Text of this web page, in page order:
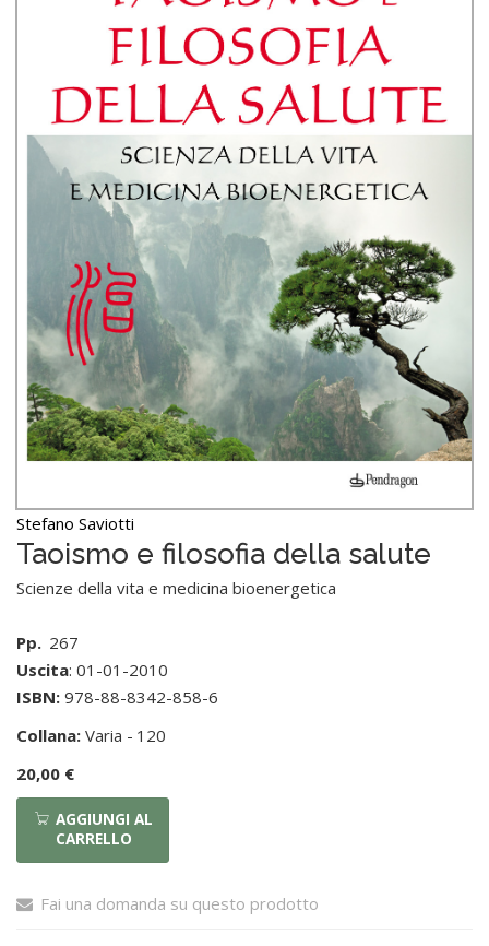
Stefano Saviotti
Taoismo e filosofia della salute
Scienze della vita e medicina bioenergetica
Pp. 267
Uscita: 01-01-2010
ISBN: 978-88-8342-858-6
Collana: Varia - 120
20,00 €
AGGIUNGI AL
CARRELLO
Fai una domanda su questo prodotto